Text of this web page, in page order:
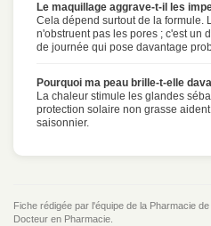
Le maquillage aggrave-t-il les
Cela dépend surtout de la formule.
n'obstruent pas les pores ; c'est un
de journée qui pose davantage
Pourquoi ma peau brille-t-elle
La chaleur stimule les glandes
protection solaire non grasse
saisonnier.
Fiche rédigée par l'équipe de la Pharmacie
Docteur en Pharmacie.